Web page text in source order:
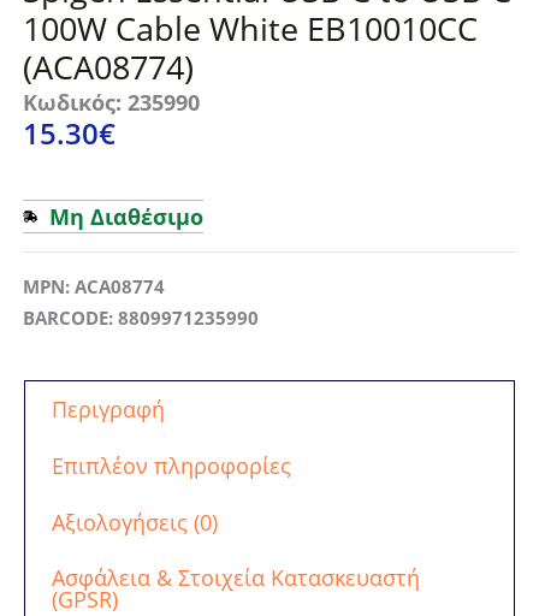
100W Cable White EB10010CC
(ACA08774)
Κωδικός: 235990
15.30€
Μη Διαθέσιμο
MPN: ACA08774
BARCODE: 8809971235990
Περιγραφή
Επιπλέον πληροφορίες
Αξιολογήσεις (0)
Ασφάλεια & Στοιχεία Κατασκευαστή
(GPSR)